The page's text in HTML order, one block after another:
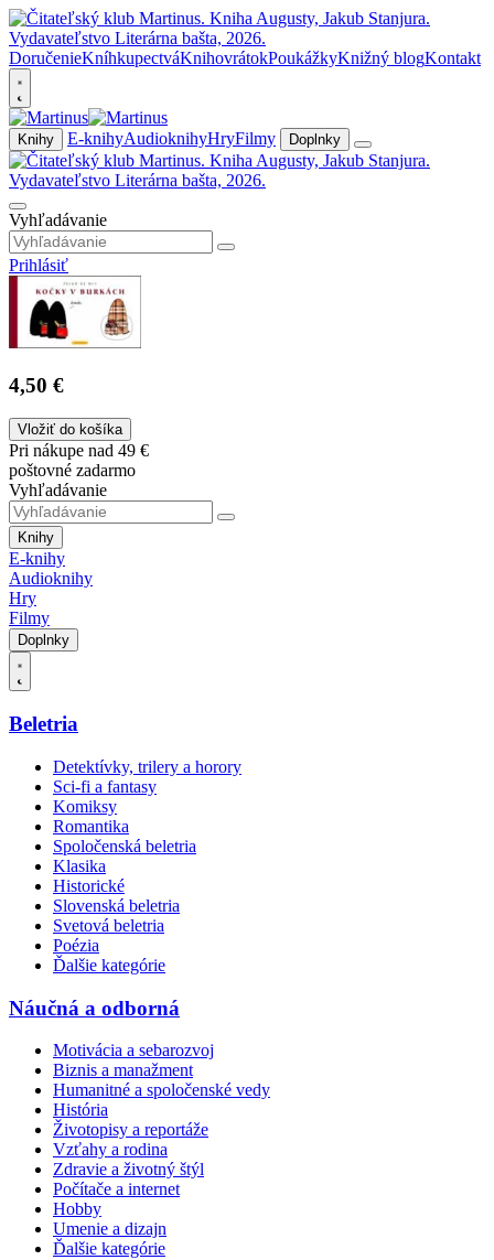
DoručenieKníhkupectváKnihovrátokPoukážkyKnižný blogKontakt
Knihy E-knihyAudioknihyHryFilmy Doplnky
Vyhľadávanie
Prihlásiť
4,50 €
Vložiť do košíka
Pri nákupe nad 49 €
poštovné zadarmo
Vyhľadávanie
Knihy
E-knihy
Audioknihy
Hry
Filmy
Doplnky
Beletria
Detektívky, trilery a horory
Sci-fi a fantasy
Komiksy
Romantika
Spoločenská beletria
Klasika
Historické
Slovenská beletria
Svetová beletria
Poézia
Ďalšie kategórie
Náučná a odborná
Motivácia a sebarozvoj
Biznis a manažment
Humanitné a spoločenské vedy
História
Životopisy a reportáže
Vzťahy a rodina
Zdravie a životný štýl
Počítače a internet
Hobby
Umenie a dizajn
Ďalšie kategórie